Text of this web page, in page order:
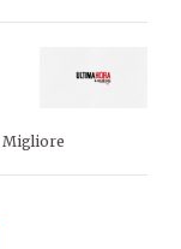
Migliore